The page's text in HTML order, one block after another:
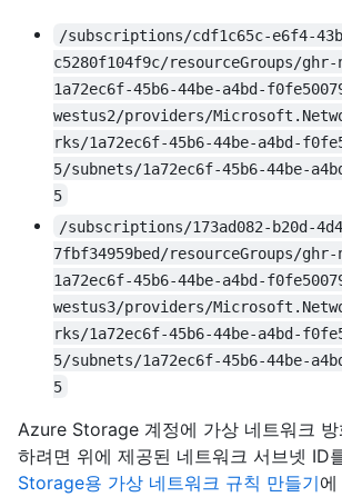
/subscriptions/cdf1c65c-e6f4-
c5280f104f9c/resourceGroups/
1a72ec6f-45b6-44be-a4bd-
westus2/providers/
rks/1a72ec6f-45b6-44be-a4bd-
5/subnets/1a72ec6f-45b6-44be-
5
/subscriptions/173ad082-b20d-
7fbf34959bed/resourceGroups/
1a72ec6f-45b6-44be-a4bd-
westus3/providers/
rks/1a72ec6f-45b6-44be-a4bd-
5/subnets/1a72ec6f-45b6-44be-
5
Azure Storage 계정에 가상 네트워크
하려면 위에 제공된 네트워크 서브넷 ID
Storage용 가상 네트워크 규칙 만들기